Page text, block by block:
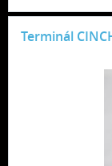
Terminál